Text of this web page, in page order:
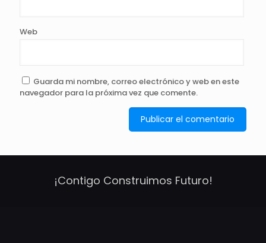
Web
Guarda mi nombre, correo electrónico y web en este
navegador para la próxima vez que comente.
¡Contigo Construimos Futuro!